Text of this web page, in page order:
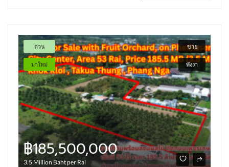
ด่วน
มาใหม่
ขาย
พังงา
฿185,500,000
3.5 Million Baht per Rai